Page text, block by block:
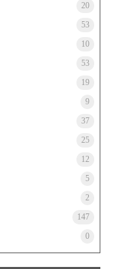
20
53
10
53
19
9
37
25
12
5
2
147
0